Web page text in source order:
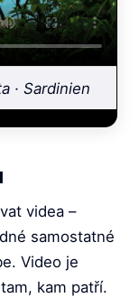
· Sardinien
videa –
samostatné
Video je
kam patří.